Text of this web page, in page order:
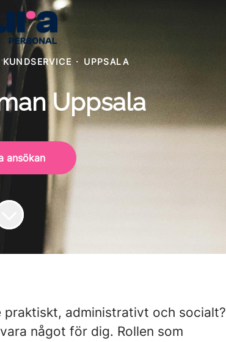
· UPPSALA
Uppsala
ansökan
administrativt och socialt?
något för dig. Rollen som